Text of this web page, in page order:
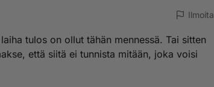
Ilmoita
tulos on ollut tähän mennessä. Tai sitten
että siitä ei tunnista mitään, joka voisi